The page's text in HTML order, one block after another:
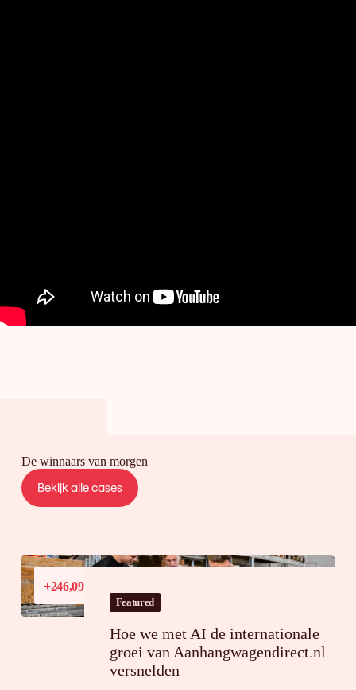
De winnaars van morgen
Bekijk alle cases
+246,09%
in Frankrijk
Featured
Hoe we met AI de internationale
groei van Aanhangwagendirect.nl
versnelden